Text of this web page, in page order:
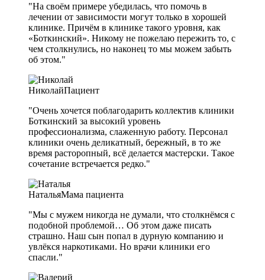
"На своём примере убедилась, что помочь в
лечении от зависимости могут только в хорошей
клинике. Причём в клинике такого уровня, как
«Боткинский». Никому не пожелаю пережить то, с
чем столкнулись, но наконец то мы можем забыть
об этом."
НиколайПациент
"Очень хочется поблагодарить коллектив клиники
Боткинский за высокий уровень
профессионализма, слаженную работу. Персонал
клиники очень деликатный, бережный, в то же
время расторопный, всё делается мастерски. Такое
сочетание встречается редко."
НатальяМама пациента
"Мы с мужем никогда не думали, что столкнёмся с
подобной проблемой… Об этом даже писать
страшно. Наш сын попал в дурную компанию и
увлёкся наркотиками. Но врачи клиники его
спасли."